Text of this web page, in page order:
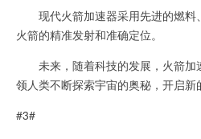
现代火箭加速器采用先进的燃料
火箭的精准发射和准确定位。
未来，随着科技的发展，火箭加
领人类不断探索宇宙的奥秘，开启新
#3#